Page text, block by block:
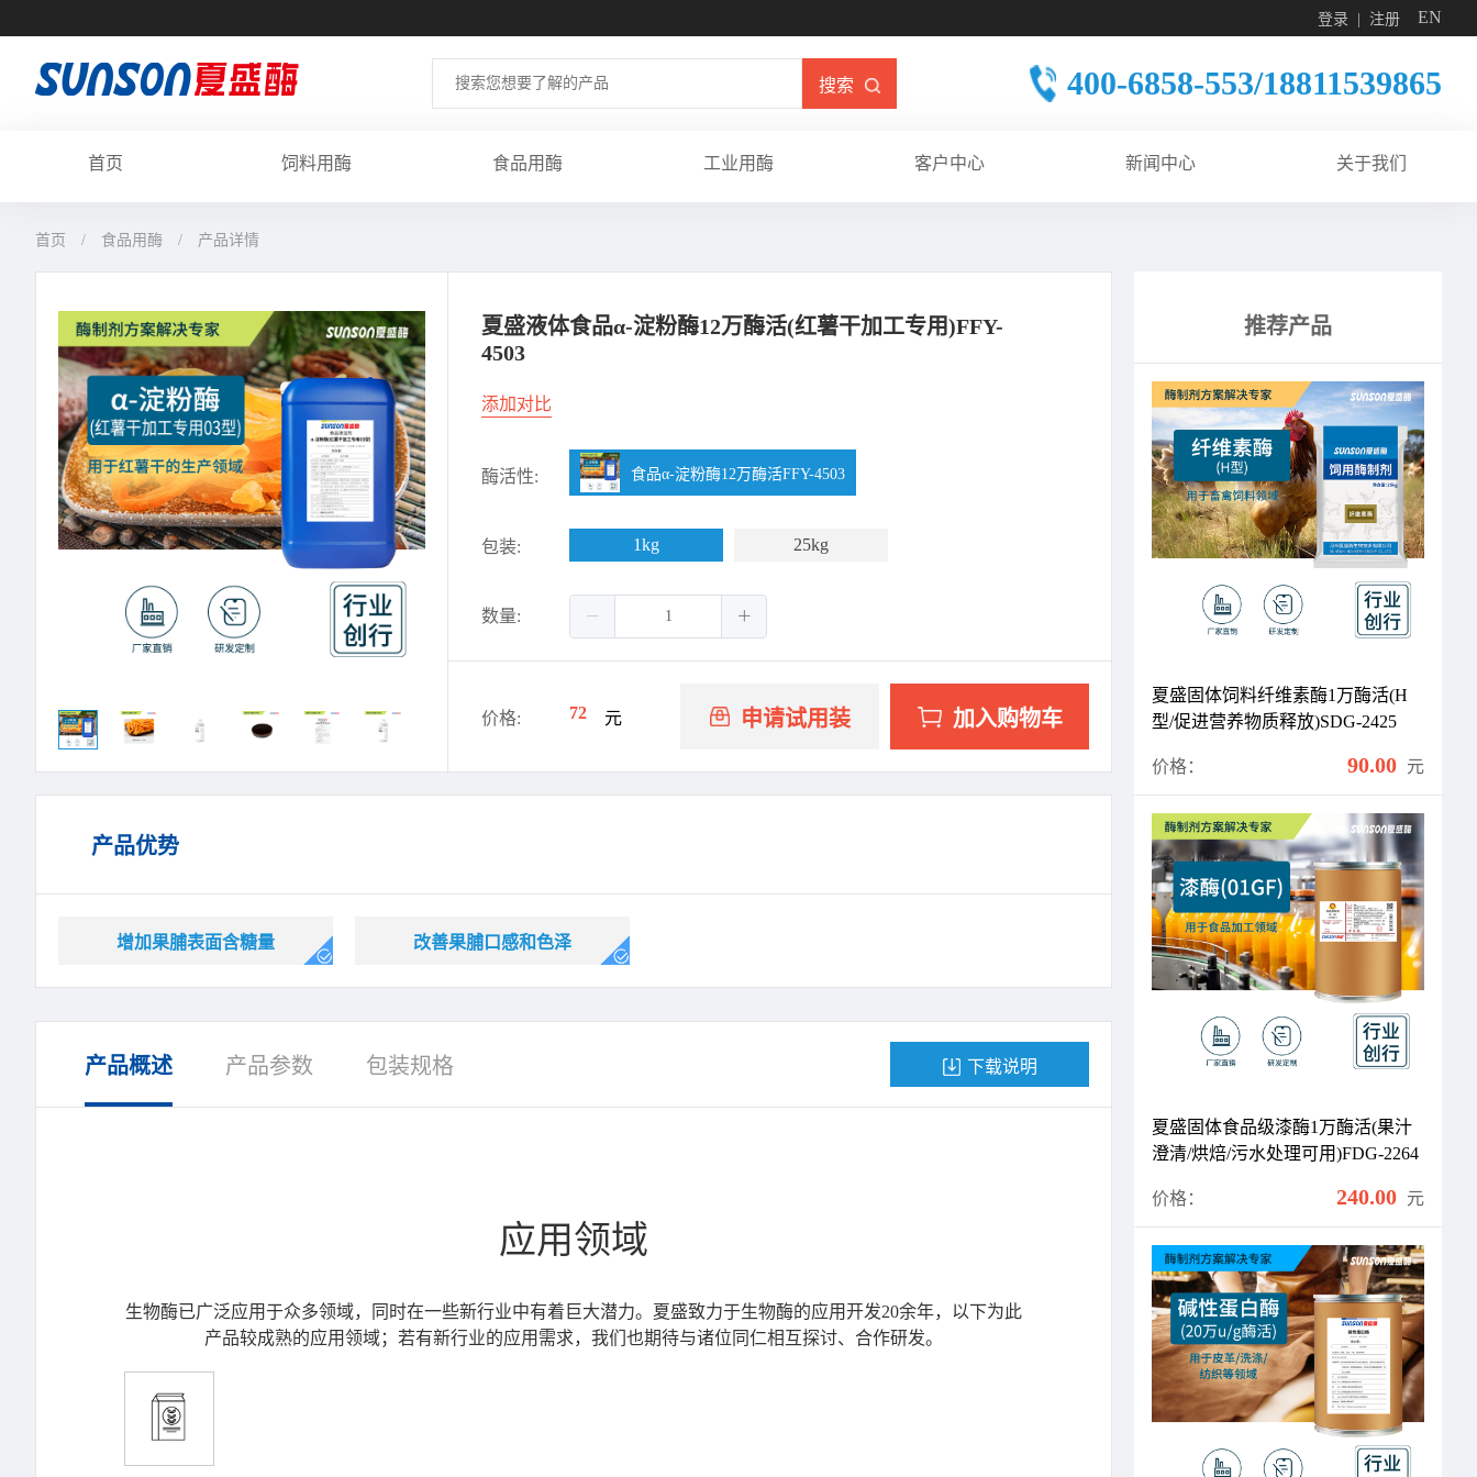
登录 注册 EN
搜索 400-6858-553/18811539865
首页 饲料用酶 食品用酶 工业用酶 客户中心 新闻中心 关于我们
首页 食品用酶 产品详情
夏盛液体食品α-淀粉酶12万酶活(红薯干加工专用)FFY-
4503
添加对比
酶活性: 食品α-淀粉酶12万酶活FFY-4503
包装: 1kg 25kg
数量:
价格: 72 元 申请试用装 加入购物车
产品优势
增加果脯表面含糖量 改善果脯口感和色泽
产品概述 产品参数 包装规格 下载说明
应用领域
生物酶已广泛应用于众多领域，同时在一些新行业中有着巨大潜力。夏盛致力于生物酶的应用开发20余年，以下为此
产品较成熟的应用领域；若有新行业的应用需求，我们也期待与诸位同仁相互探讨、合作研发。
推荐产品
夏盛固体饲料纤维素酶1万酶活(H
型/促进营养物质释放)SDG-2425
价格： 90.00 元
夏盛固体食品级漆酶1万酶活(果汁
澄清/烘焙/污水处理可用)FDG-2264
价格： 240.00 元